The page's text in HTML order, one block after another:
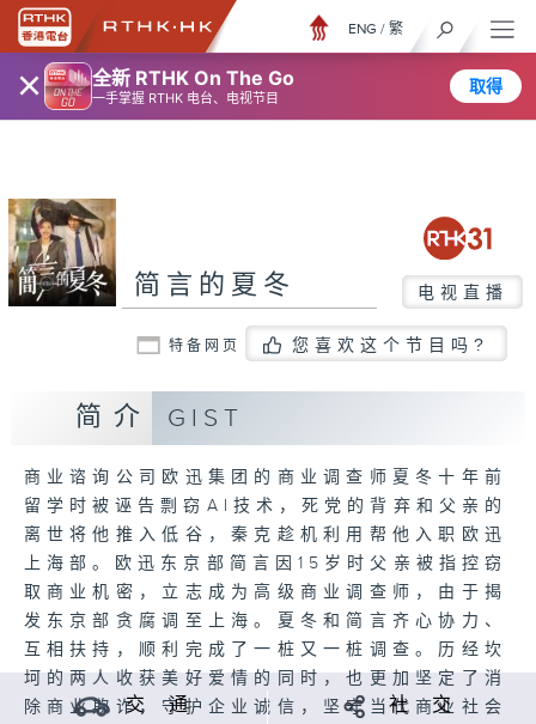
× 全新 RTHK On The Go
一手掌握 RTHK 电台、电视节目
取得
ENG / 繁
简言的夏冬 电视直播
特备网页 您喜欢这个节目吗?
简介 GIST
商业谘询公司欧迅集团的商业调查师夏冬十年前
留学时被诬告剽窃AI技术，死党的背弃和父亲的
离世将他推入低谷，秦克趁机利用帮他入职欧迅
上海部。欧迅东京部简言因15岁时父亲被指控窃
取商业机密，立志成为高级商业调查师，由于揭
发东京部贪腐调至上海。夏冬和简言齐心协力、
互相扶持，顺利完成了一桩又一桩调查。历经坎
坷的两人收获美好爱情的同时，也更加坚定了消
除商业欺诈，守护企业诚信，坚守当代商业社会
交 通 社 交